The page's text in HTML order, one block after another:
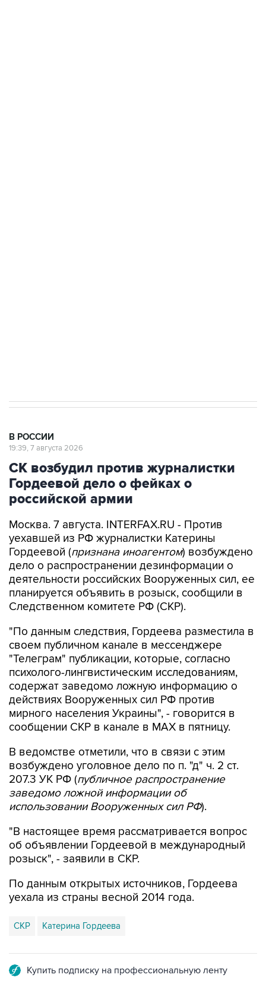
В РОССИИ
19:39, 7 августа 2026
СК возбудил против журналистки
Гордеевой дело о фейках о
российской армии
Москва. 7 августа. INTERFAX.RU - Против
уехавшей из РФ журналистки Катерины
Гордеевой (признана иноагентом) возбуждено
дело о распространении дезинформации о
деятельности российских Вооруженных сил, ее
планируется объявить в розыск, сообщили в
Следственном комитете РФ (СКР).
"По данным следствия, Гордеева разместила в
своем публичном канале в мессенджере
"Телеграм" публикации, которые, согласно
психолого-лингвистическим исследованиям,
содержат заведомо ложную информацию о
действиях Вооруженных сил РФ против
мирного населения Украины", - говорится в
сообщении СКР в канале в MAX в пятницу.
В ведомстве отметили, что в связи с этим
возбуждено уголовное дело по п. "д" ч. 2 ст.
207.3 УК РФ (публичное распространение
заведомо ложной информации об
использовании Вооруженных сил РФ).
"В настоящее время рассматривается вопрос
об объявлении Гордеевой в международный
розыск", - заявили в СКР.
По данным открытых источников, Гордеева
уехала из страны весной 2014 года.
СКР Катерина Гордеева
Купить подписку на профессиональную ленту